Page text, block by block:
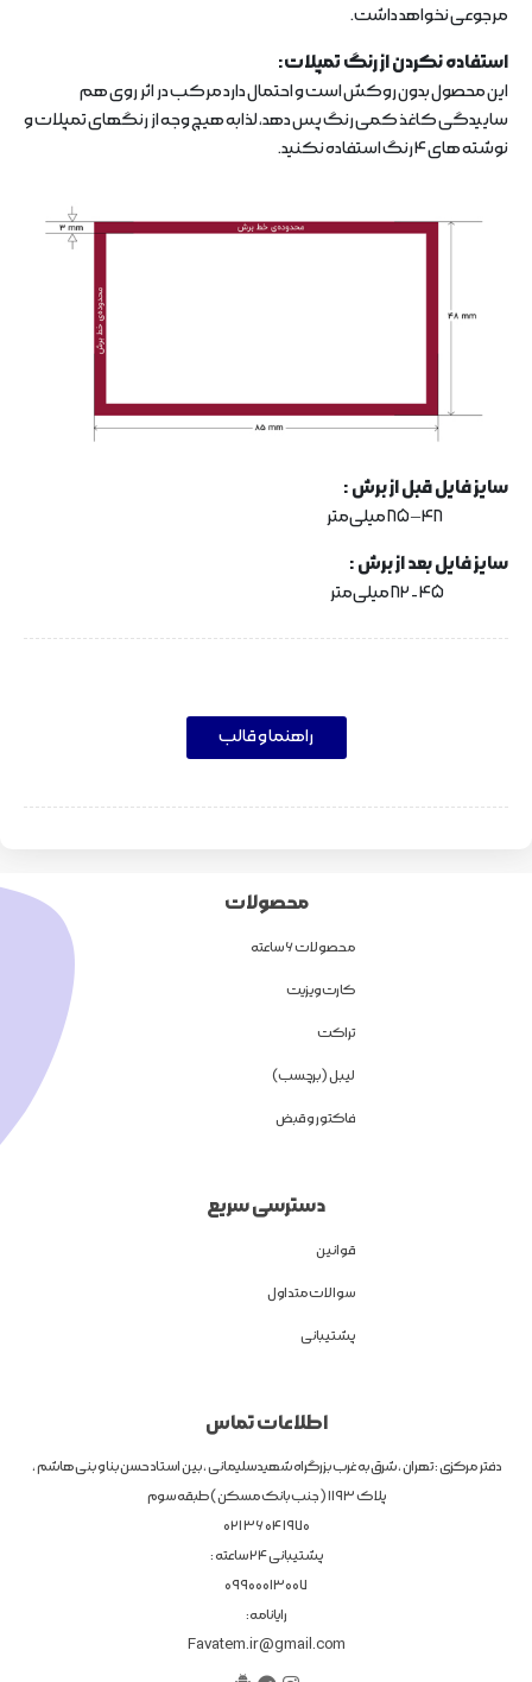
مرجوعی نخواهد داشت.
استفاده نکردن از رنگ تمپلات:
این محصول بدون روکش است و احتمال دارد مرکب در اثر روی هم
ساییدگی کاغذ کمی رنگ پس دهد، لذابه هیچ وجه از رنگهای تمپلات و
نوشته های 4 رنگ استفاده نکنید.
سایز فایل قبل از برش :
48 – 85 میلی‌متر
سایز فایل بعد از برش :
45 - 82 میلی‌متر
راهنما و قالب
محصولات
محصولات 6 ساعته
کارت ویزیت
تراکت
لیبل (برچسب)
فاکتور و قبض
دسترسی سریع
قوانین
سوالات متداول
پشتیبانی
اطلاعات تماس
دفتر مرکزی : تهران ، شرق به غرب بزرگراه شهیدسلیمانی ، بین استاد حسن بنا و بنی هاشم ،
پلاک 1193 ( جنب بانک مسکن ) طبقه سوم
1970 04 36 021
پشتیبانی 24 ساعته :
09900013007
رایانامه:
Favatem.ir@gmail.com